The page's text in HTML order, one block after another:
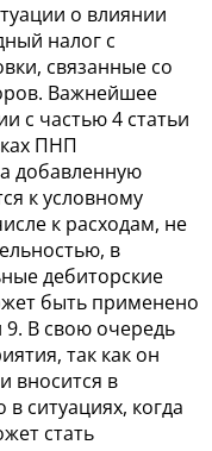
о влиянии
налог с
связанные со
Важнейшее
с частью 4 статьи
ПНП
добавленную
к условному
к расходам, не
в
дебиторские
быть применено
9. В свою очередь
так как он
вносится в
ситуациях, когда
стать